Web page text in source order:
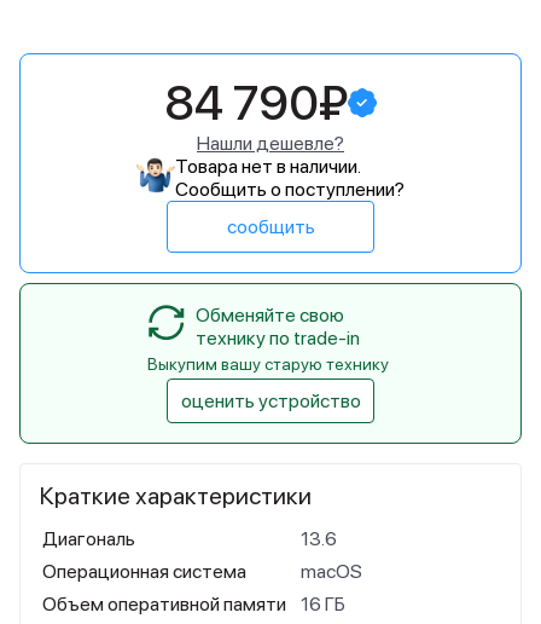
Краткие характеристики
Диагональ
13.6
Операционная система
macOS
Объем оперативной памяти
16 ГБ
84 790₽
Нашли дешевле?
Товара нет в наличии.
Сообщить о поступлении?
сообщить
Обменяйте свою
технику по trade-in
Выкупим вашу старую технику
оценить устройство